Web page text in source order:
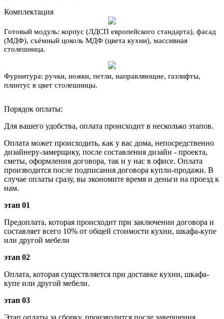
Комплектация
Готовый модуль: корпус (ЛДСП европейского стандарта), фасад
(МДФ), съёмный цоколь МДФ (цвета кухни), массивная
столешница.
Фурнитура: ручки, ножки, петли, направляющие, газлифты,
плинтус в цвет столешницы.
Порядок оплаты:
Для вашего удобства, оплата происходит в несколько этапов.
Оплата может происходить, как у вас дома, непосредственно
дизайнеру-замерщику, после составления дизайн - проекта,
сметы, оформления договора, так и у нас в офисе. Оплата
производится после подписания договора купли-продажи. В
случае оплаты сразу, вы экономите время и деньги на проезд к
нам.
этап 01
Предоплата, которая происходит при заключении договора и
составляет всего 10% от общей стоимости кухни, шкафа-купе
или другой мебели
этап 02
Оплата, которая существляется при доставке кухни, шкафа-
купе или другой мебели.
этап 03
Этап оплаты за сборку, производится после завершения